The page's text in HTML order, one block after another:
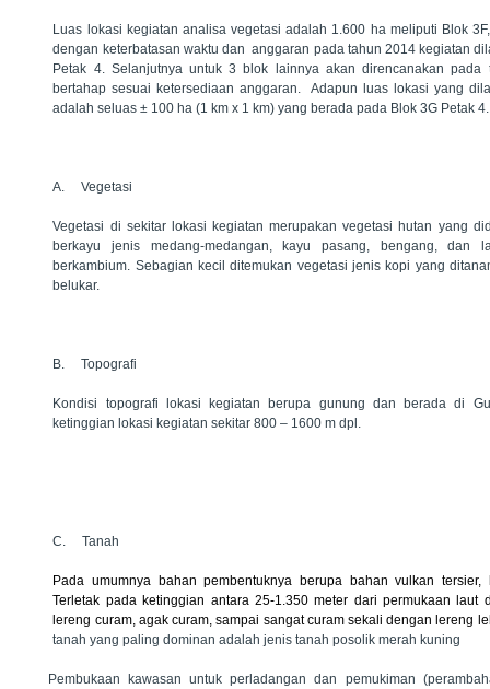
Luas lokasi kegiatan analisa vegetasi adalah 1.600 ha meliputi Blok
dengan keterbatasan waktu dan anggaran pada tahun 2014 kegiatan
Petak 4. Selanjutnya untuk 3 blok lainnya akan direncanakan pada
bertahap sesuai ketersediaan anggaran. Adapun luas lokasi yang
adalah seluas ± 100 ha (1 km x 1 km) yang berada pada Blok 3G Petak 4.
A.Vegetasi
Vegetasi di sekitar lokasi kegiatan merupakan vegetasi hutan yang
berkayu jenis medang-medangan, kayu pasang, bengang, dan
berkambium. Sebagian kecil ditemukan vegetasi jenis kopi yang
belukar.
B.Topografi
Kondisi topografi lokasi kegiatan berupa gunung dan berada di
ketinggian lokasi kegiatan sekitar 800 – 1600 m dpl.
C.Tanah
Pada umumnya bahan pembentuknya berupa bahan vulkan tersier,
Terletak pada ketinggian antara 25-1.350 meter dari permukaan laut
lereng curam, agak curam, sampai sangat curam sekali dengan lereng
tanah yang paling dominan adalah jenis tanah posolik merah kuning
Pembukaan kawasan untuk perladangan dan pemukiman